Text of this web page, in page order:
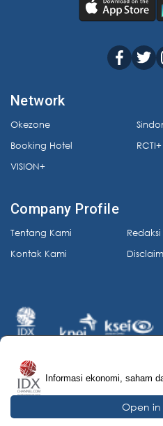
Network
Okezone
Booking Hotel
VISION+
RCTI+
Company Profile
Tentang Kami
Kontak Kami
Redaksi
© 2026 IDX Channel.
Informasi ekonomi, saham
Open